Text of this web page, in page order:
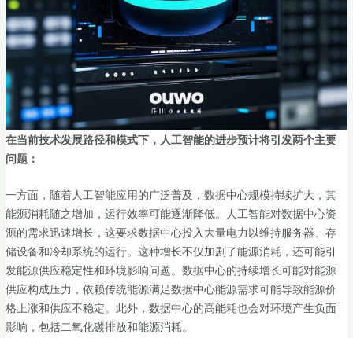
在当前技术发展路径和模式下，人工智能的进步预计将引发两个主要
问题：
一方面，随着人工智能应用的广泛普及，数据中心规模持续扩大，其
能源消耗随之增加，运行效率可能逐渐降低。人工智能对数据中心资
源的需求迅速增长，这要求数据中心投入大量电力以维持服务器、存
储设备和冷却系统的运行。这种增长不仅加剧了能源消耗，还可能引
发能源供应稳定性和环境影响问题。数据中心的持续增长可能对能源
供应构成压力，依赖传统能源满足数据中心能源需求可能导致能源价
格上涨和供应不稳定。此外，数据中心的高能耗也会对环境产生负面
影响，包括二氧化碳排放和能源消耗。